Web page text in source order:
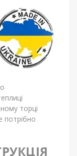
торці
потрібно